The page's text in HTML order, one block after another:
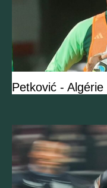
Petković -